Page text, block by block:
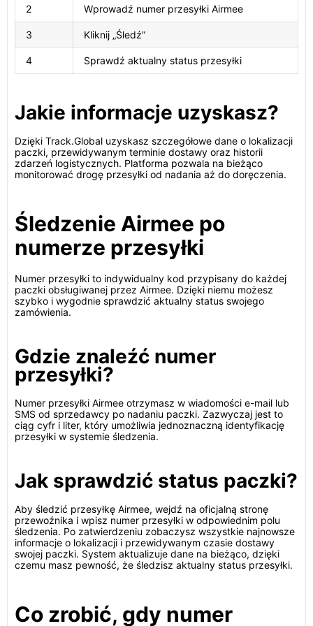
2 Wprowadź numer przesyłki Airmee
3 Kliknij „Śledź”
4 Sprawdź aktualny status przesyłki
Jakie informacje uzyskasz?
Dzięki Track.Global uzyskasz szczegółowe dane o lokalizacji
paczki, przewidywanym terminie dostawy oraz historii
zdarzeń logistycznych. Platforma pozwala na bieżąco
monitorować drogę przesyłki od nadania aż do doręczenia.
Śledzenie Airmee po
numerze przesyłki
Numer przesyłki to indywidualny kod przypisany do każdej
paczki obsługiwanej przez Airmee. Dzięki niemu możesz
szybko i wygodnie sprawdzić aktualny status swojego
zamówienia.
Gdzie znaleźć numer
przesyłki?
Numer przesyłki Airmee otrzymasz w wiadomości e-mail lub
SMS od sprzedawcy po nadaniu paczki. Zazwyczaj jest to
ciąg cyfr i liter, który umożliwia jednoznaczną identyfikację
przesyłki w systemie śledzenia.
Jak sprawdzić status paczki?
Aby śledzić przesyłkę Airmee, wejdź na oficjalną stronę
przewoźnika i wpisz numer przesyłki w odpowiednim polu
śledzenia. Po zatwierdzeniu zobaczysz wszystkie najnowsze
informacje o lokalizacji i przewidywanym czasie dostawy
swojej paczki. System aktualizuje dane na bieżąco, dzięki
czemu masz pewność, że śledzisz aktualny status przesyłki.
Co zrobić, gdy numer